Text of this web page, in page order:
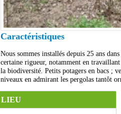
Caractéristiques
Nous sommes installés depuis 25 ans
certaine rigueur, notamment en
la biodiversité. Petits potagers en bacs ;
niveaux en admirant les pergolas tantôt
LIEU